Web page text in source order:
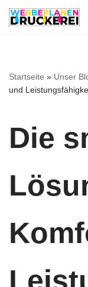
Startseite » Unser
und
Die